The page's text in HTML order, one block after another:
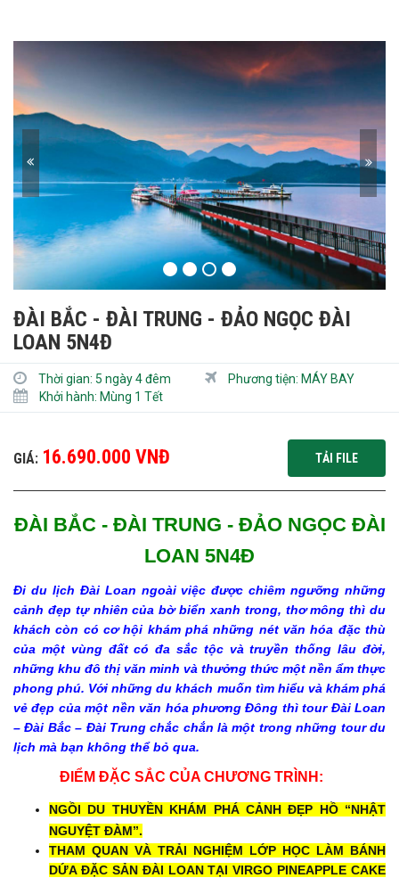
ĐÀI BẮC - ĐÀI TRUNG - ĐẢO NGỌC ĐÀI
LOAN 5N4Đ
Thời gian: 5 ngày 4 đêm Phương tiện: MÁY BAY
Khởi hành: Mùng 1 Tết
GIÁ: 16.690.000 VNĐ TẢI FILE
ĐÀI BẮC - ĐÀI TRUNG -ĐẢO NGỌC ĐÀI
LOAN 5N4Đ
Đi du lịch Đài Loan ngoài việc được chiêm ngưỡng những
cảnh đẹp tự nhiên của bờ biển xanh trong, thơ mông thì du
khách còn có cơ hội khám phá những nét văn hóa đặc thù
của một vùng đất có đa sắc tộc và truyền thống lâu đời,
những khu đô thị văn minh và thưởng thức một nền ẩm thực
phong phú. Với những du khách muốn tìm hiểu và khám phá
vẻ đẹp của một nền văn hóa phương Đông thìtour Đài Loan
– Đài Bắc – Đài Trungchắc chắn là một trong những tour du
lịch mà bạn không thể bỏ qua.
ĐIỂM ĐẶC SẮC CỦA CHƯƠNG TRÌNH:
NGỒI DU THUYỀN KHÁM PHÁ CẢNH ĐẸP HỒ “NHẬT
NGUYỆT ĐÀM’’.
THAM QUAN VÀ TRẢI NGHIỆM LỚP HỌC LÀM BÁNH
DỨA ĐẶC SẢN ĐÀI LOAN TẠI VIRGO PINEAPPLE CAKE